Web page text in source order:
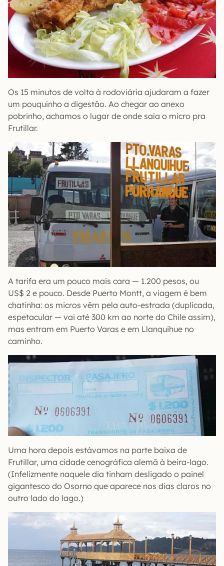
Os 15 minutos de volta à rodoviária ajudaram a fazer
um pouquinho a digestão. Ao chegar ao anexo
pobrinho, achamos o lugar de onde saía o micro pra
Frutillar.
A tarifa era um pouco mais cara — 1.200 pesos, ou
US$ 2 e pouco. Desde Puerto Montt, a viagem é bem
chatinha: os micros vêm pela auto-estrada (duplicada,
espetacular — vai até 300 km ao norte do Chile assim),
mas entram em Puerto Varas e em Llanquihue no
caminho.
Uma hora depois estávamos na parte baixa de
Frutillar, uma cidade cenográfica alemã à beira-lago.
(Infelizmente naquele dia tinham desligado o painel
gigantesco do Osorno que aparece nos dias claros no
outro lado do lago.)